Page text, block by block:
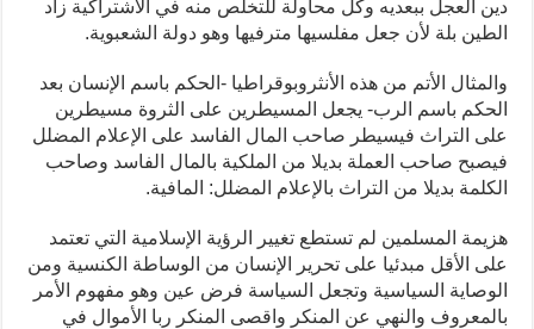
دين العجل ببعديه وكل محاولة للتخلص منه في الاشتراكية زاد
الطين بلة لأن جعل مفلسيها مترفيها وهو دولة الشعبوية.
والمثال الأتم من هذه الأنثروبوقراطيا -الحكم باسم الإنسان بعد
الحكم باسم الرب- يجعل المسيطرين على الثروة مسيطرين
على التراث فيسيطر صاحب المال الفاسد على الإعلام المضلل
فيصبح صاحب العملة بديلا من الملكية بالمال الفاسد وصاحب
الكلمة بديلا من التراث بالإعلام المضلل: المافية.
هزيمة المسلمين لم تستطع تغيير الرؤية الإسلامية التي تعتمد
على الأقل مبدئيا على تحرير الإنسان من الوساطة الكنسية ومن
الوصاية السياسية وتجعل السياسة فرض عين وهو مفهوم الأمر
بالمعروف والنهي عن المنكر واقصى المنكر ربا الأموال في